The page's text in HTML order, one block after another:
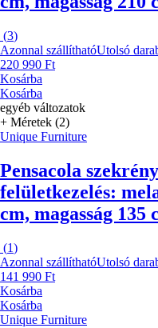
(3)
Azonnal szállíthatóUtolsó
220 990 Ft
Kosárba
Kosárba
egyéb változatok
+ Méretek (2)
Unique Furniture
Pensacola szekrény
felületkezelés:
cm, magasság 135
(1)
Azonnal szállíthatóUtolsó
141 990 Ft
Kosárba
Kosárba
Unique Furniture